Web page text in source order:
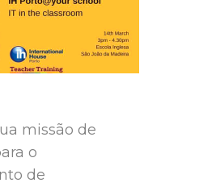
missão de
o
de